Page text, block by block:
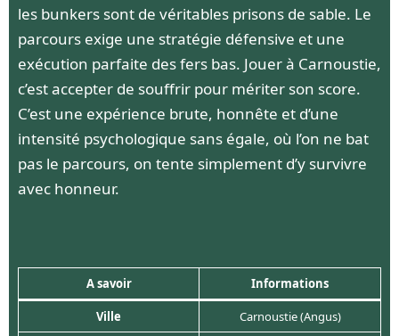
les bunkers sont de véritables prisons de sable. Le
parcours exige une stratégie défensive et une
exécution parfaite des fers bas. Jouer à Carnoustie,
c’est accepter de souffrir pour mériter son score.
C’est une expérience brute, honnête et d’une
intensité psychologique sans égale, où l’on ne bat
pas le parcours, on tente simplement d’y survivre
avec honneur.
A savoir Informations
Ville
Carnoustie (Angus)